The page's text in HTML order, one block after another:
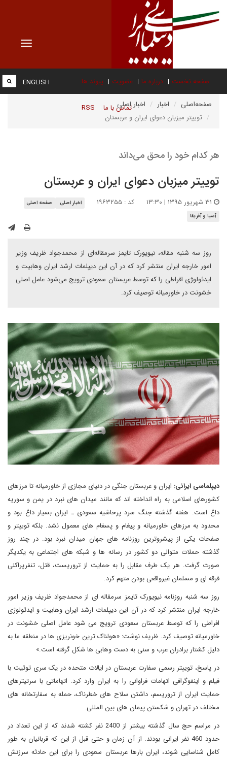
Toggle
صفحه نخست درباره ما عضویت پیوند ها
تماس با ما RSS
ENGLISH
صفحه‌اصلی اخبار
اخبار اصلی
توییتر میزبان دعوای ایران و عربستان
هر کدام خود را محق می‌داند
توییتر میزبان دعوای ایران و عربستان
کد : ۱۹۶۳۲۵۵ اخبار اصلی
صفحه اصلی
آسیا و آفریقا
روز سه شنبه مقاله، نیویورک تایمز سرمقاله‌ای از محمدجواد ظریف وزیر
امور خارجه ایران منتشر کرد که در آن این دیپلمات ارشد ایران وهابیت و
ایدئولوژی افراطی را که توسط عربستان سعودی ترویج می‌شود عامل اصلی
خشونت در خاورمیانه توصیف کرد.
دیپلماسی ایرانی: ایران و عربستان جنگی در دنیای مجازی از خاورمیانه تا مرزهای
کشورهای اسلامی به راه انداخته اند که مانند میدان های نبرد در یمن و سوریه
داغ است. هفته گذشته جنگ سرد پرحاشیه سعودی ـ ایران بسیار داغ بود و
محدود به مرزهای خاورمیانه و پیغام و پسغام های معمول نشد. بلکه توییتر و
صفحات یکی از پیشروترین روزنامه های جهان میدان نبرد بود. در چند روز
گذشته حملات متوالی دو کشور در رسانه ها و شبکه های اجتماعی به یکدیگر
صورت گرفت. هر یک طرف مقابل را به حمایت از تروریست، قتل، تنفرپراکنی
فرقه ای و مسلمان غیرواقعی بودن متهم کرد.
روز سه شنبه روزنامه نیویورک تایمز سرمقاله ای از محمدجواد ظریف وزیر امور
خارجه ایران منتشر کرد که در آن این دیپلمات ارشد ایران وهابیت و ایدئولوژی
افراطی را که توسط عربستان سعودی ترویج می شود عامل اصلی خشونت در
خاورمیانه توصیف کرد. ظریف نوشت: «هولناک ترین خونریزی ها در منطقه ما به
دلیل کشتار برادران عرب و سنی به دست وهابی ها شکل گرفته است.
»
در پاسخ، توییتر رسمی سفارت عربستان در ایالات متحده در یک سری توئیت با
فیلم و اینفوگرافی اتهامات فراوانی را به ایران وارد کرد. اتهاماتی با سرتیترهای
حمایت ایران از تروریسم، داشتن سلاح های خطرناک، حمله به سفارتخانه های
مختلف در تهران و شکستن پیمان های بین المللی.
در مراسم حج سال گذشته بیشتر از 2400 نفر کشته شدند که از این تعداد در
حدود 460 نفر ایرانی بودند. از آن زمان و حتی قبل از این که قربانیان به طور
کامل شناسایی شوند، ایران بارها عربستان سعودی را برای این حادثه سرزنش